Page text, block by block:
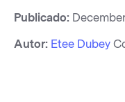
Publicado:
Autor: Etee Dubey